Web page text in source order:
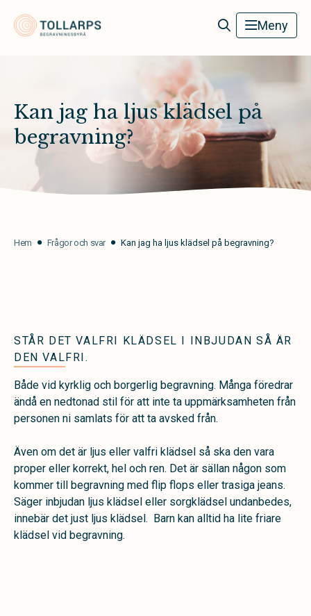
Meny
Kan jag ha ljus klädsel på
begravning?
Hem Frågor och svar Kan jag ha ljus klädsel på begravning?
STÅR DET VALFRI KLÄDSEL I INBJUDAN SÅ ÄR
DEN VALFRI.
Både vid kyrklig och borgerlig begravning. Många föredrar
ändå en nedtonad stil för att inte ta uppmärksamheten från
personen ni samlats för att ta avsked från.
Även om det är ljus eller valfri klädsel så ska den vara
proper eller korrekt, hel och ren. Det är sällan någon som
kommer till begravning med flip flops eller trasiga jeans.
Säger inbjudan ljus klädsel eller sorgklädsel undanbedes,
innebär det just ljus klädsel. Barn kan alltid ha lite friare
klädsel vid begravning.